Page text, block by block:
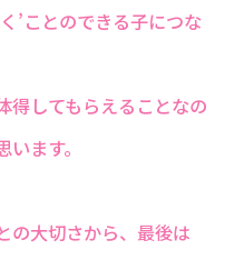
’ことのできる子につな
得してもらえることなの
ます。
の大切さから、最後は